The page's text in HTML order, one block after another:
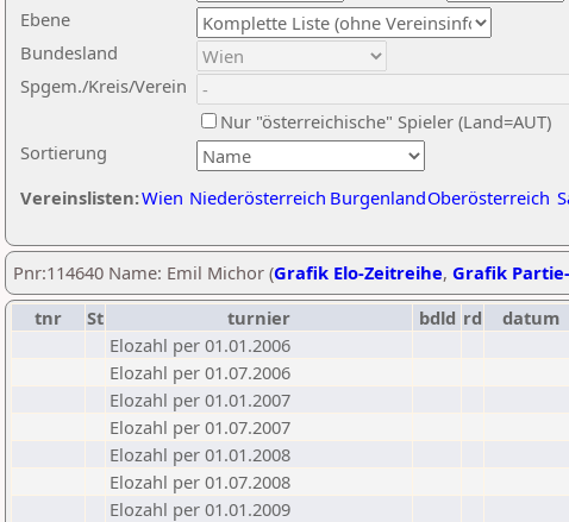
Ebene
Sortierung
Bundesland
Spgem./Kreis/Verein
Nur "österreichische" Spieler (Land=AUT)
Vereinslisten:Wien Niederösterreich BurgenlandOberösterreich
Pnr:114640 Name: Emil Michor (Grafik Elo-Zeitreihe, Grafik
tnr
St turnier bdld rd datum
Elozahl per 01.01.2006
Elozahl per 01.07.2006
Elozahl per 01.01.2007
Elozahl per 01.07.2007
Elozahl per 01.01.2008
Elozahl per 01.07.2008
Elozahl per 01.01.2009